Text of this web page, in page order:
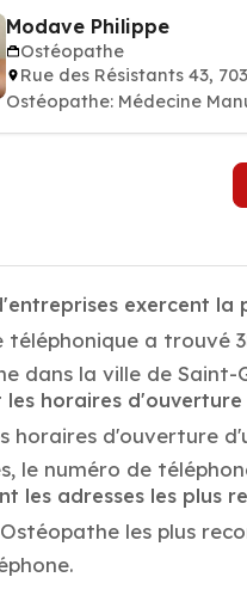
Modave Philippe
Ostéopathe
Rue des Résistants 43,
Ostéopathe: Médecine
exercent la
téléphonique a trouvé
dans la ville de Saint-
les horaires
horaires d'ouverture
le numéro de
les adresses les plus
les plus